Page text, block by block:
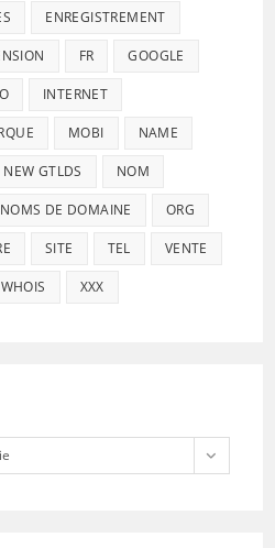
ENREGISTREMENT
FR GOOGLE
INTERNET
MOBI NAME
NEW GTLDS NOM
NOMS DE DOMAINE ORG
SITE TEL VENTE
WHOIS XXX